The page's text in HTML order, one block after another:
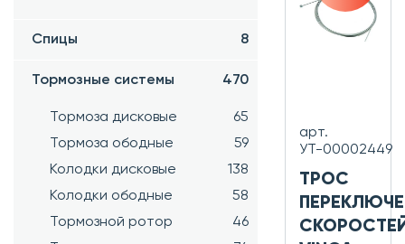
Спицы 8
Тормозные системы 470
Тормоза дисковые
65
Тормоза ободные
59
Колодки дисковые
138
Колодки ободные
58
Тормозной ротор
46
арт.
УТ-00002449
ТРОС